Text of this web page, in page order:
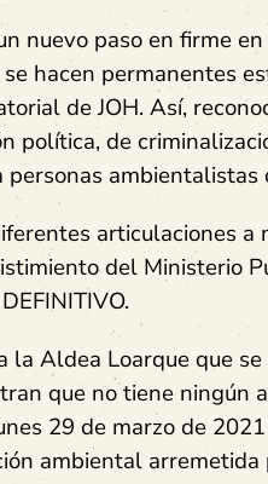
nuevo paso en firme
hacen permanentes
de JOH. Así,
política, de
articulaciones
del Ministerio
la Aldea Loarque que
que no tiene ningún
29 de marzo de
ambiental